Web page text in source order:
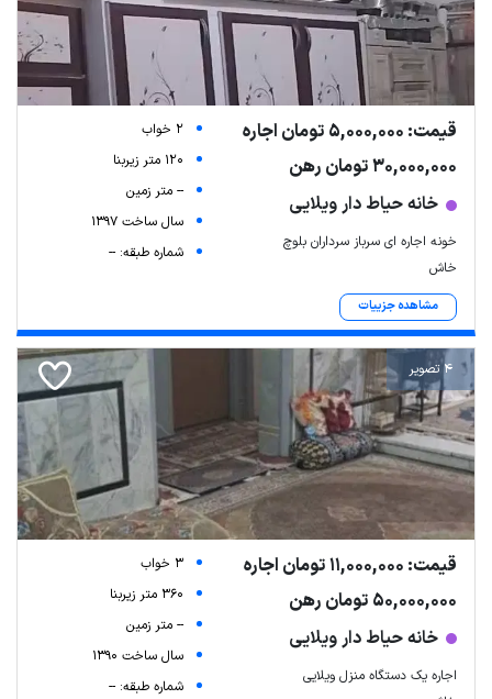
قیمت: 5,000,000 تومان اجاره
30,000,000 تومان رهن
خانه حیاط دار ویلایی
خونه اجاره ای سرباز سرداران بلوچ
خاش
مشاهده جزییات
2 خواب
120 متر زیربنا
-- متر زمین
سال ساخت 1397
شماره طبقه: --
4 تصویر
قیمت: 11,000,000 تومان اجاره
50,000,000 تومان رهن
خانه حیاط دار ویلایی
اجاره یک دستگاه منزل ویلایی
3 خواب
360 متر زیربنا
-- متر زمین
سال ساخت 1390
شماره طبقه: --